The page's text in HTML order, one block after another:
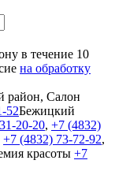
в течение 10
на обработку
район, Салон
52Бежицкий
20-20, +7 (4832)
+7 (4832) 73-72-92,
красоты +7